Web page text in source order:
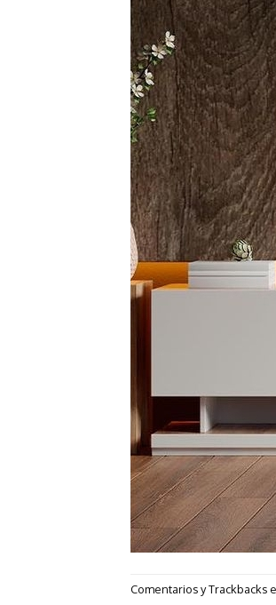
Comentarios y Trackbacks